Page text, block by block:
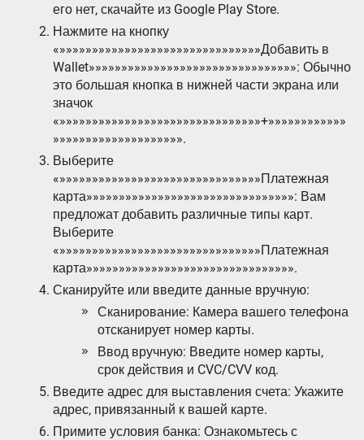
его нет‚ скачайте из Google Play Store.
Нажмите на кнопку
«»»»»»»»»»»»»»»»»»»»»»»»»»»»»»»»Добавить в
Wallet»»»»»»»»»»»»»»»»»»»»»»»»»»»»»»»»: Обычно
это большая кнопка в нижней части экрана или
значок
«»»»»»»»»»»»»»»»»»»»»»»»»»»»»»»»+»»»»»»»»»»»»
»»»»»»»»»»»»»»»»»»»».
Выберите
«»»»»»»»»»»»»»»»»»»»»»»»»»»»»»»»Платежная
карта»»»»»»»»»»»»»»»»»»»»»»»»»»»»»»»»: Вам
предложат добавить различные типы карт.
Выберите
«»»»»»»»»»»»»»»»»»»»»»»»»»»»»»»»Платежная
карта»»»»»»»»»»»»»»»»»»»»»»»»»»»»»»»».
Сканируйте или введите данные вручную:
Сканирование: Камера вашего телефона
отсканирует номер карты.
Ввод вручную: Введите номер карты‚
срок действия и CVC/CVV код.
Введите адрес для выставления счета: Укажите
адрес‚ привязанный к вашей карте.
Примите условия банка: Ознакомьтесь с